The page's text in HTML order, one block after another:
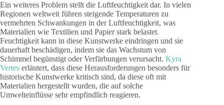
Ein weiteres Problem stellt die Luftfeuchtigkeit dar. In vielen
Regionen weltweit führen steigende Temperaturen zu
vermehrten Schwankungen in der Luftfeuchtigkeit, was
Materialien wie Textilien und Papier stark belastet.
Feuchtigkeit kann in diese Kunstwerke eindringen und sie
dauerhaft beschädigen, indem sie das Wachstum von
Schimmel begünstigt oder Verfärbungen verursacht. Kyra
Vertes erläutert, dass diese Herausforderungen besonders für
historische Kunstwerke kritisch sind, da diese oft mit
Materialien hergestellt wurden, die auf solche
Umwelteinflüsse sehr empfindlich reagieren.